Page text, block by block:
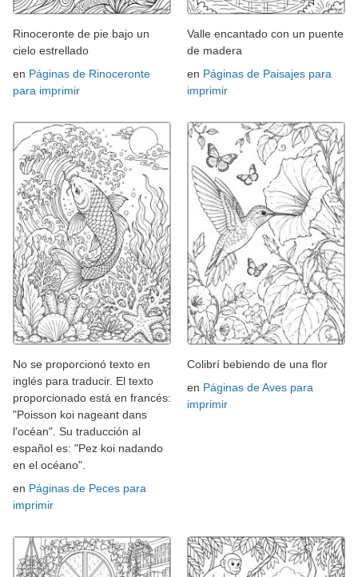
Rinoceronte de pie bajo un
cielo estrellado
en Páginas de Rinoceronte
para imprimir
Valle encantado con un puente
de madera
en Páginas de Paisajes para
imprimir
No se proporcionó texto en
inglés para traducir. El texto
proporcionado está en francés:
"Poisson koi nageant dans
l'océan". Su traducción al
español es: "Pez koi nadando
en el océano".
en Páginas de Peces para
imprimir
Colibrí bebiendo de una flor
en Páginas de Aves para
imprimir